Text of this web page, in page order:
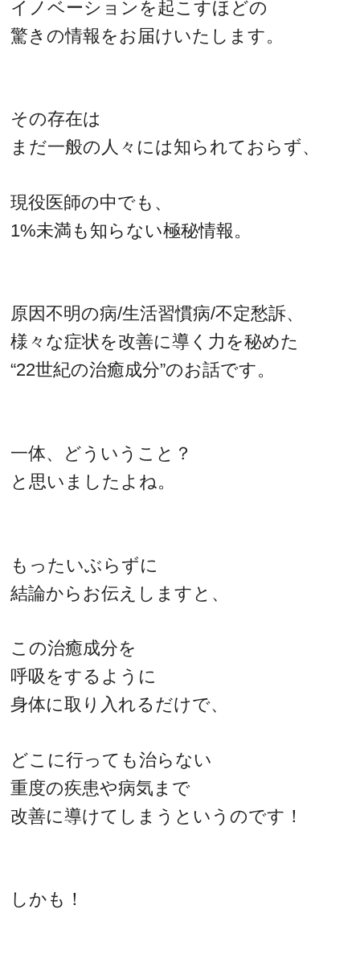
イノベーションを起こすほどの
驚きの情報をお届けいたします。
その存在は
まだ一般の人々には知られておらず、
現役医師の中でも、
1%未満も知らない極秘情報。
原因不明の病/生活習慣病/不定愁訴、
様々な症状を改善に導く力を秘めた
“22世紀の治癒成分”のお話です。
一体、どういうこと？
と思いましたよね。
もったいぶらずに
結論からお伝えしますと、
この治癒成分を
呼吸をするように
身体に取り入れるだけで、
どこに行っても治らない
重度の疾患や病気まで
改善に導けてしまうというのです！
しかも！